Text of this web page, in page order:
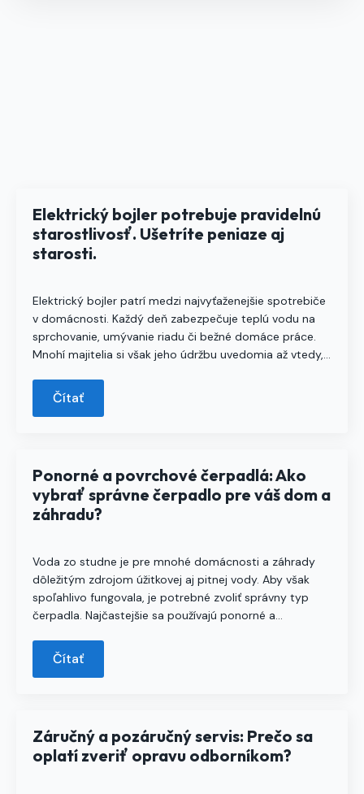
Elektrický bojler potrebuje pravidelnú
starostlivosť. Ušetríte peniaze aj
starosti.
Elektrický bojler patrí medzi najvyťaženejšie spotrebiče
v domácnosti. Každý deň zabezpečuje teplú vodu na
sprchovanie, umývanie riadu či bežné domáce práce.
Mnohí majitelia si však jeho údržbu uvedomia až vtedy,…
Čítať
Ponorné a povrchové čerpadlá: Ako
vybrať správne čerpadlo pre váš dom a
záhradu?
Voda zo studne je pre mnohé domácnosti a záhrady
dôležitým zdrojom úžitkovej aj pitnej vody. Aby však
spoľahlivo fungovala, je potrebné zvoliť správny typ
čerpadla. Najčastejšie sa používajú ponorné a…
Čítať
Záručný a pozáručný servis: Prečo sa
oplatí zveriť opravu odborníkom?